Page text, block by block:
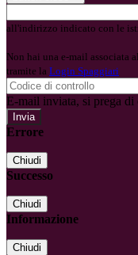
all'indirizzo indicato con le
Non hai una e-mail associata
tramite la Login Spaggiari
E-mail inviata, si prega di
Errore
Chiudi
Successo
Chiudi
Informazione
Chiudi